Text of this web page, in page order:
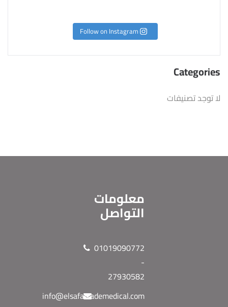
Follow on Instagram
Categories
لا توجد تصنيفات
معلومات
التواصل
01019090772
-
27930582
info@elsafatrademedical.com